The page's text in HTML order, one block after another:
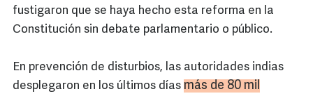
fustigaron que se haya hecho esta reforma en la
Constitución sin debate parlamentario o público.
En prevención de disturbios, las autoridades indias
desplegaron en los últimos días más de 80 mil